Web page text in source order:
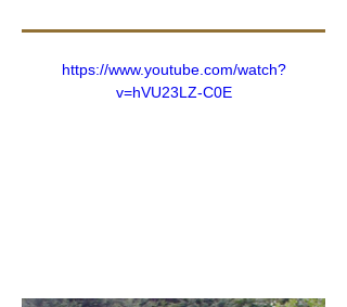
https://www.youtube.com/watch?
v=hVU23LZ-C0E